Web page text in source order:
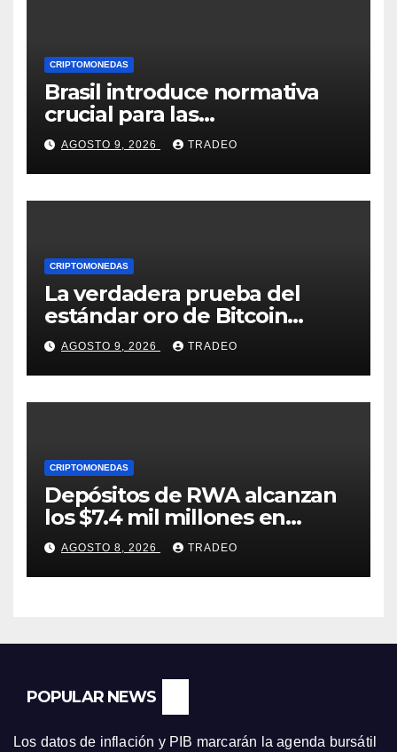
CRIPTOMONEDAS
Brasil introduce normativa
crucial para las
criptomonedas: ¿Llegó el fin
de las transferencias
instantáneas?
AGOSTO 9, 2026 TRADEO
CRIPTOMONEDAS
La verdadera prueba del
estándar oro de Bitcoin
apenas comienza en 2026
AGOSTO 9, 2026 TRADEO
CRIPTOMONEDAS
Depósitos de RWA alcanzan
los $7.4 mil millones en
medio de la caída de DeFi
AGOSTO 8, 2026 TRADEO
POPULAR NEWS
Los datos de inflación y PIB marcarán la agenda bursátil